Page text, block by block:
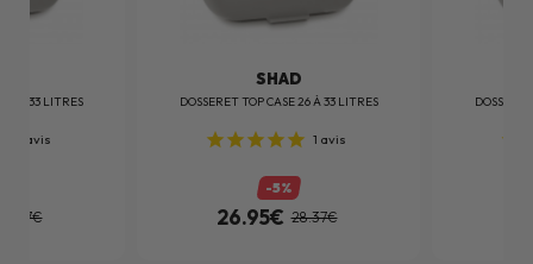
26 À 33 LITRES
avis
SHAD
DOSSERET TOP CASE 26 À 33 LITRES
1 avis
-5%
26.95€ 28.37€